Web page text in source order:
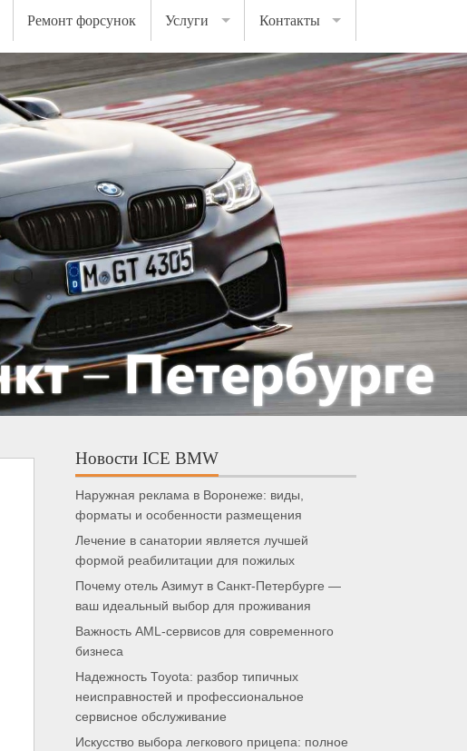
Ремонт форсунок Услуги Контакты
Новости ICE BMW
Наружная реклама в Воронеже: виды,
форматы и особенности размещения
Лечение в санатории является лучшей
формой реабилитации для пожилых
Почему отель Азимут в Санкт-Петербурге —
ваш идеальный выбор для проживания
Важность AML-сервисов для современного
бизнеса
Надежность Toyota: разбор типичных
неисправностей и профессиональное
сервисное обслуживание
Искусство выбора легкового прицепа: полное